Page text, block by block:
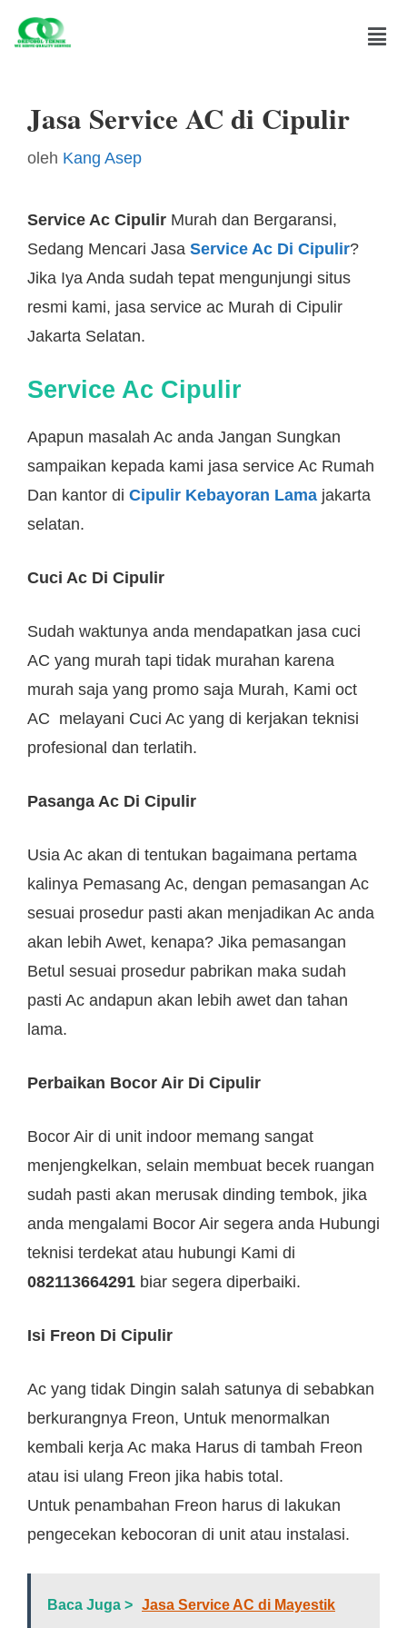
Jasa Service AC di Cipulir
oleh Kang Asep
Service Ac Cipulir Murah dan Bergaransi,
Sedang Mencari Jasa Service Ac Di Cipulir?
Jika Iya Anda sudah tepat mengunjungi situs
resmi kami, jasa service ac Murah di Cipulir
Jakarta Selatan.
Service Ac Cipulir
Apapun masalah Ac anda Jangan Sungkan
sampaikan kepada kami jasa service Ac Rumah
Dan kantor di Cipulir Kebayoran Lama jakarta
selatan.
Cuci Ac Di Cipulir
Sudah waktunya anda mendapatkan jasa cuci
AC yang murah tapi tidak murahan karena
murah saja yang promo saja Murah, Kami oct
AC melayani Cuci Ac yang di kerjakan teknisi
profesional dan terlatih.
Pasanga Ac Di Cipulir
Usia Ac akan di tentukan bagaimana pertama
kalinya Pemasang Ac, dengan pemasangan Ac
sesuai prosedur pasti akan menjadikan Ac anda
akan lebih Awet, kenapa? Jika pemasangan
Betul sesuai prosedur pabrikan maka sudah
pasti Ac andapun akan lebih awet dan tahan
lama.
Perbaikan Bocor Air Di Cipulir
Bocor Air di unit indoor memang sangat
menjengkelkan, selain membuat becek ruangan
sudah pasti akan merusak dinding tembok, jika
anda mengalami Bocor Air segera anda Hubungi
teknisi terdekat atau hubungi Kami di
082113664291 biar segera diperbaiki.
Isi Freon Di Cipulir
Ac yang tidak Dingin salah satunya di sebabkan
berkurangnya Freon, Untuk menormalkan
kembali kerja Ac maka Harus di tambah Freon
atau isi ulang Freon jika habis total.
Untuk penambahan Freon harus di lakukan
pengecekan kebocoran di unit atau instalasi.
Baca Juga > Jasa Service AC di Mayestik